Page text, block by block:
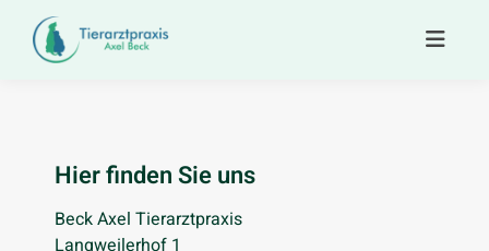
Hier finden Sie uns
Beck Axel Tierarztpraxis
Langweilerhof 1